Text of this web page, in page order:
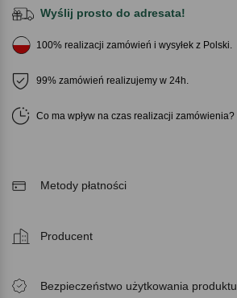
Wyślij prosto do adresata!
100% realizacji zamówień i wysyłek z Polski.
99% zamówień realizujemy w 24h.
Co ma wpływ na czas realizacji zamówienia
Metody płatności
Producent
Bezpieczeństwo użytkowania produktu